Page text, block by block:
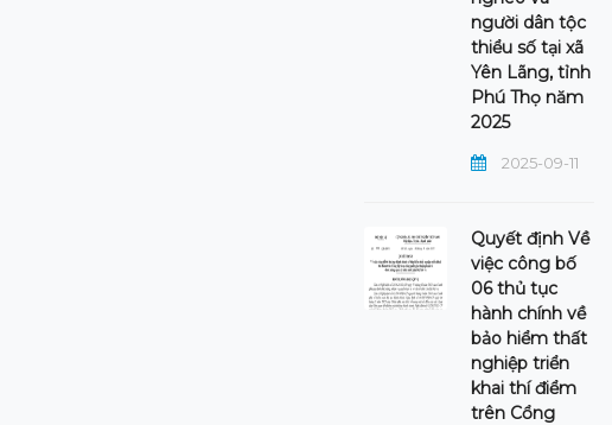
người dân tộc
thiểu số tại xã
Yên Lãng, tỉnh
Phú Thọ năm
2025
2025-09-11
Quyết định Về
việc công bố
06 thủ tục
hành chính về
bảo hiểm thất
nghiệp triển
khai thí điểm
trên Cổng